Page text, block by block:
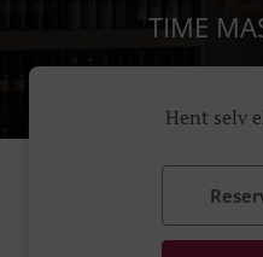
TIME
Hent selv